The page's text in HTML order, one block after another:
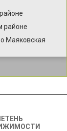
районе
Маяковская